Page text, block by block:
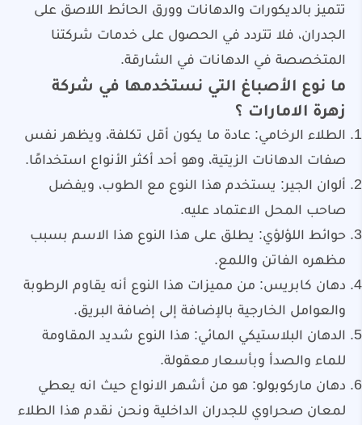
تتميز بالديكورات والدهانات وورق الحائط اللاصق على
الجدران، فلا تتردد في الحصول على خدمات شركتنا
المتخصصة في الدهانات في الشارقة.
ما نوع الأصباغ التي نستخدمها في شركة
زهرة الامارات ؟
الطلاء الرخامي: عادة ما يكون أقل تكلفة، ويظهر نفس
صفات الدهانات الزيتية، وهو أحد أكثر الأنواع استخدامًا.
ألوان الجير: يستخدم هذا النوع مع الطوب، ويفضل
صاحب المحل الاعتماد عليه.
حوائط اللؤلؤي: يطلق على هذا النوع هذا الاسم بسبب
مظهره الفاتن واللمع.
دهان كابريس: من مميزات هذا النوع أنه يقاوم الرطوبة
والعوامل الخارجية بالإضافة إلى إضافة البريق.
الدهان البلاستيكي المائي: هذا النوع شديد المقاومة
للماء والصدأ وبأسعار معقولة.
دهان ماركوبولو: هو من أشهر الانواع حيث انه يعطي
لمعان صحراوي للجدران الداخلية ونحن نقدم هذا الطلاء